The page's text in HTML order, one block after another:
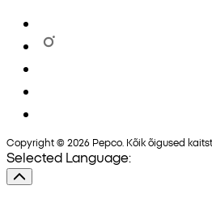
Copyright © 2026 Pepco. Kõik õigused
Selected Language: